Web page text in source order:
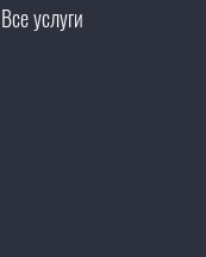
Все услуги